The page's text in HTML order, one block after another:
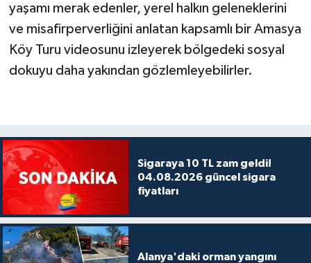
yaşamı merak edenler, yerel halkın geleneklerini
ve misafirperverliğini anlatan kapsamlı bir Amasya
Köy Turu videosunu izleyerek bölgedeki sosyal
dokuyu daha yakından gözlemleyebilirler.
Sigaraya 10 TL zam geldi!
04.08.2026 güncel sigara
fiyatları
Alanya'daki orman yangını